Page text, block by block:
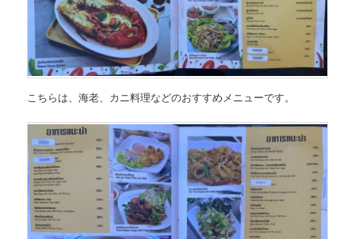
こちらは、海老、カニ料理などのおすすめメニューです。